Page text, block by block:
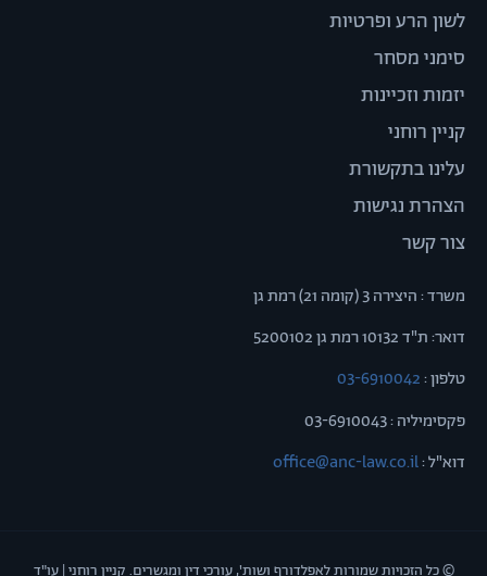
לשון הרע ופרטיות
סימני מסחר
יזמות וזכיינות
קניין רוחני
עלינו בתקשורת
הצהרת נגישות
צור קשר
משרד : היצירה 3 (קומה 21) רמת גן
דואר: ת"ד 10132 רמת גן 5200102
טלפון :03-6910042
פקסימיליה : 03-6910043
דוא"ל :office@anc-law.co.il
© כל הזכויות שמורות לאפלדורף ושות', עורכי דין ומגשרים. קניין רוחני | עו"ד